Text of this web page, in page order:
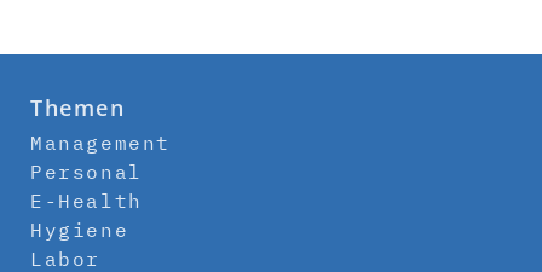
Themen
Management
Personal
E-Health
Hygiene
Labor